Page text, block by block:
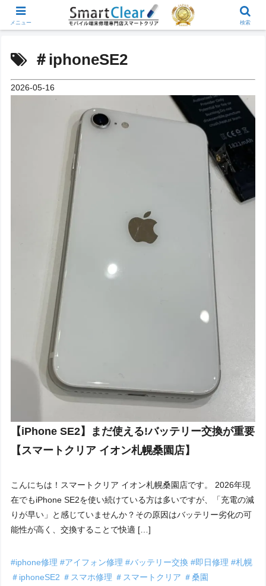
＃iphoneSE2
2026-05-16
【iPhone SE2】まだ使える!バッテリー交換が重要
【スマートクリア イオン札幌桑園店】
こんにちは！スマートクリア イオン札幌桑園店です。 2026年現
在でもiPhone SE2を使い続けている方は多いですが、「充電の減
りが早い」と感じていませんか？その原因はバッテリー劣化の可
能性が高く、交換することで快適 […]
#iphone修理#アイフォン修理#バッテリー交換#即日修理#札幌
＃iphoneSE2 ＃スマホ修理 ＃スマートクリア ＃桑園
メニュー 検索